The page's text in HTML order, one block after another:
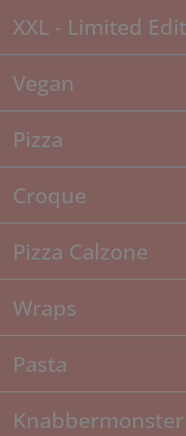
XXL - Limited
Vegan
Pizza
Croque
Pizza Calzone
Wraps
Pasta